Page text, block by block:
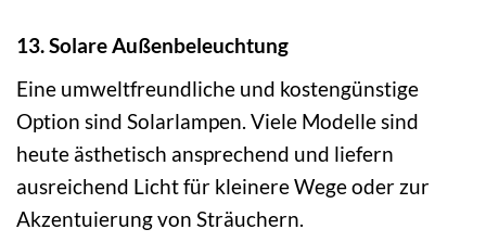
13. Solare Außenbeleuchtung
Eine umweltfreundliche und kostengünstige
Option sind Solarlampen. Viele Modelle sind
heute ästhetisch ansprechend und liefern
ausreichend Licht für kleinere Wege oder zur
Akzentuierung von Sträuchern.